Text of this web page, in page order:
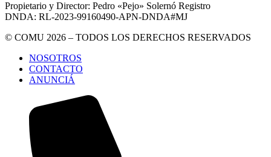
Propietario y Director: Pedro «Pejo» Solernó Registro
DNDA: RL-2023-99160490-APN-DNDA#MJ
© COMU 2026 – TODOS LOS DERECHOS RESERVADOS
NOSOTROS
CONTACTO
ANUNCIÁ